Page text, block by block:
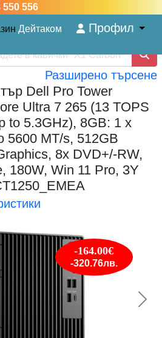
556
Дейтаком Профил
Разширено търсене
Dell Pro Tower
Ultra 7 265 (13 TOPS
to 5.3GHz), 8GB: 1 x
5600 MT/s, 512GB
8x DVD+/-RW,
180W, Win 11 Pro, 3Y
-164.00€
-320.76лв.